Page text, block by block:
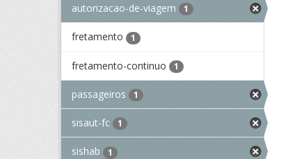
autorizacao-de-viagem 1
fretamento 1
fretamento-continuo 1
passageiros 1
sisaut-fc 1
sishab 1